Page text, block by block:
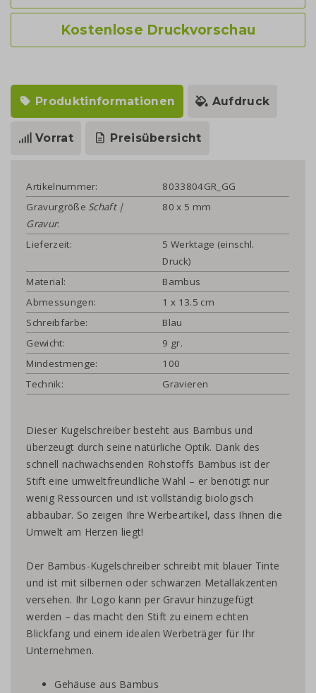
Kostenlose Druckvorschau
Produktinformationen Aufdruck
Vorrat Preisübersicht
Artikelnummer:
8033804GR_GG
Gravurgröße Schaft |
Gravur:
80 x 5 mm
Lieferzeit:
5 Werktage (einschl.
Druck)
Material:
Bambus
Abmessungen:
1 x 13.5 cm
Schreibfarbe:
Blau
Gewicht:
9 gr.
Mindestmenge:
100
Technik:
Gravieren
Dieser Kugelschreiber besteht aus Bambus und
überzeugt durch seine natürliche Optik. Dank des
schnell nachwachsenden Rohstoffs Bambus ist der
Stift eine umweltfreundliche Wahl – er benötigt nur
wenig Ressourcen und ist vollständig biologisch
abbaubar. So zeigen Ihre Werbeartikel, dass Ihnen die
Umwelt am Herzen liegt!
Der Bambus-Kugelschreiber schreibt mit blauer Tinte
und ist mit silbernen oder schwarzen Metallakzenten
versehen. Ihr Logo kann per Gravur hinzugefügt
werden – das macht den Stift zu einem echten
Blickfang und einem idealen Werbeträger für Ihr
Unternehmen.
Gehäuse aus Bambus